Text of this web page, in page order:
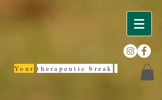
Your therapeutic break